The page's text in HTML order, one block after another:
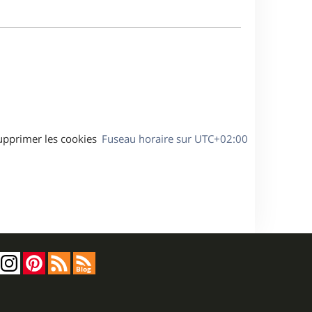
Fuseau horaire sur UTC+02:00
les cookies